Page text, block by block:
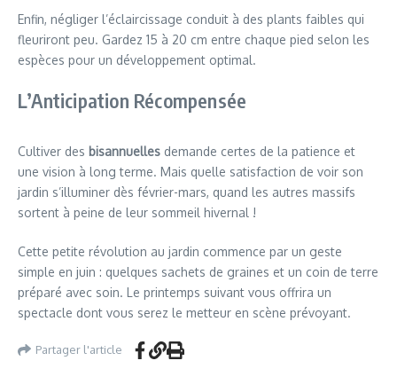
Enfin, négliger l’éclaircissage conduit à des plants faibles qui
fleuriront peu. Gardez 15 à 20 cm entre chaque pied selon les
espèces pour un développement optimal.
L’Anticipation Récompensée
Cultiver des bisannuelles demande certes de la patience et
une vision à long terme. Mais quelle satisfaction de voir son
jardin s’illuminer dès février-mars, quand les autres massifs
sortent à peine de leur sommeil hivernal !
Cette petite révolution au jardin commence par un geste
simple en juin : quelques sachets de graines et un coin de terre
préparé avec soin. Le printemps suivant vous offrira un
spectacle dont vous serez le metteur en scène prévoyant.
Partager l'article